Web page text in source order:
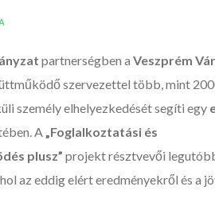
partnerségben a Veszprém
szervezettel több, mint
személy elhelyezkedését segíti egy
A„Foglalkoztatási és
plusz” projekt résztvevői
az eddig elért eredményekről és a